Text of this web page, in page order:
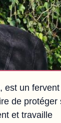
est un
de protéger
et travaille